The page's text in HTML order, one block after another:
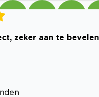
zeker aan te bevelen